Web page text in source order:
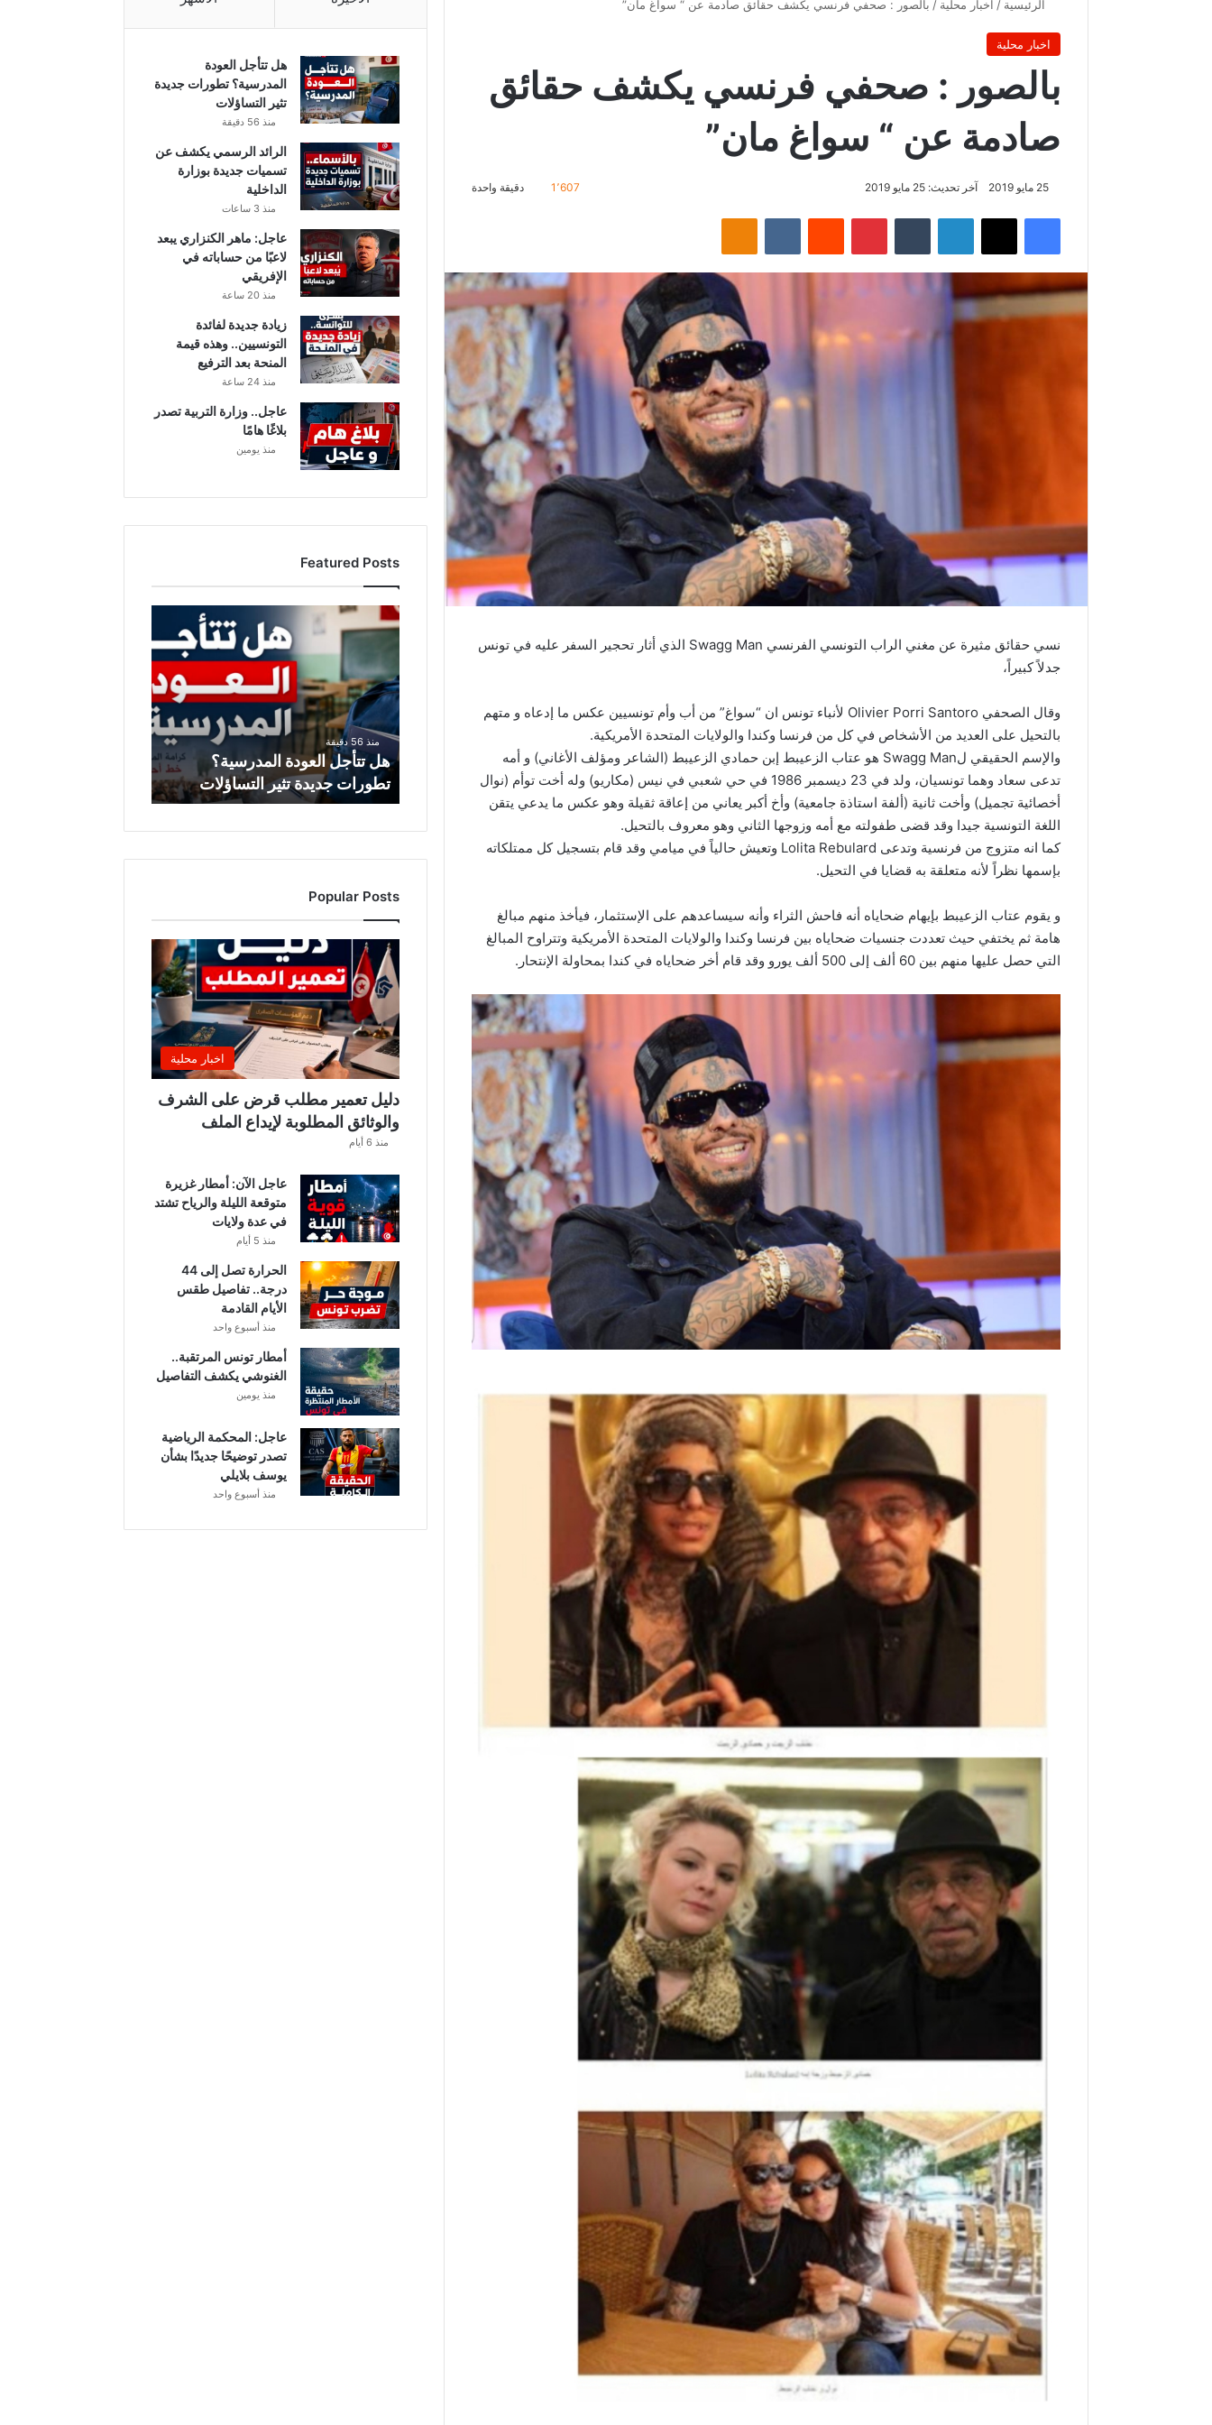
الرئيسية / اخبار محلية / بالصور : صحفي فرنسي يكشف حقائق صادمة عن “ سواغ مان”
اخبار محلية
بالصور : صحفي فرنسي يكشف حقائق
صادمة عن “ سواغ مان”
25 مايو 2019 آخر تحديث: 25 مايو 2019 1٬607 دقيقة واحدة
فيسبوك لينكدإن بينتيريست
نسي حقائق مثيرة عن مغني الراب التونسي الفرنسي Swagg Man الذي أثار تحجير السفر عليه في تونس
جدلاً كبيراً،
وقال الصحفي Olivier Porri Santoro لأنباء تونس ان “سواغ” من أب وأم تونسيين عكس ما إدعاه و متهم
بالتحيل على العديد من الأشخاص في كل من فرنسا وكندا والولايات المتحدة الأمريكية.
والإسم الحقيقي لSwagg Man هو عتاب الزعيبط إبن حمادي الزعيبط (الشاعر ومؤلف الأغاني) و أمه
تدعى سعاد وهما تونسيان، ولد في 23 ديسمبر 1986 في حي شعبي في نيس (مكاريو) وله أخت توأم (نوال
أخصائية تجميل) وأخت ثانية (ألفة استاذة جامعية) وأخ أكبر يعاني من إعاقة ثقيلة وهو عكس ما يدعي يتقن
اللغة التونسية جيدا وقد قضى طفولته مع أمه وزوجها الثاني وهو معروف بالتحيل.
كما انه متزوج من فرنسية وتدعى Lolita Rebulard وتعيش حالياً في ميامي وقد قام بتسجيل كل ممتلكاته
بإسمها نظراً لأنه متعلقة به قضايا في التحيل.
و يقوم عتاب الزعيبط بإيهام ضحاياه أنه فاحش الثراء وأنه سيساعدهم على الإستثمار، فيأخذ منهم مبالغ
هامة ثم يختفي حيث تعددت جنسيات ضحاياه بين فرنسا وكندا والولايات المتحدة الأمريكية وتتراوح المبالغ
التي حصل عليها منهم بين 60 ألف إلى 500 ألف يورو وقد قام أخر ضحاياه في كندا بمحاولة الإنتحار.
هل تتأجل العودة
المدرسية؟ تطورات جديدة
تثير التساؤلات
منذ 56 دقيقة
الرائد الرسمي يكشف عن
تسميات جديدة بوزارة
الداخلية
منذ 3 ساعات
عاجل: ماهر الكنزاري يبعد
لاعبًا من حساباته في
الإفريقي
منذ 20 ساعة
زيادة جديدة لفائدة
التونسيين.. وهذه قيمة
المنحة بعد الترفيع
منذ 24 ساعة
عاجل.. وزارة التربية تصدر
بلاغًا هامًا
منذ يومين
Featured Posts
ه
ل
أ
ج
ل
ل
و
ا
م
د
ر
س
ي
ة
؟
ت
ط
و
ا
ت
ي
د
ة
ت
ث
ي
ر
ا
ت
س
ا
ؤ
ل
ا
ت
منذ 56 دقيقة
هل تتأجل العودة المدرسية؟
تطورات جديدة تثير التساؤلات
Popular Posts
اخبار محلية
دليل تعمير مطلب قرض على الشرف
والوثائق المطلوبة لإيداع الملف
منذ 6 أيام
عاجل الآن: أمطار غزيرة
متوقعة الليلة والرياح تشتد
في عدة ولايات
منذ 5 أيام
الحرارة تصل إلى 44
درجة.. تفاصيل طقس
الأيام القادمة
منذ أسبوع واحد
أمطار تونس المرتقبة..
الغنوشي يكشف التفاصيل
منذ يومين
عاجل: المحكمة الرياضية
تصدر توضيحًا جديدًا بشأن
يوسف بلايلي
منذ أسبوع واحد